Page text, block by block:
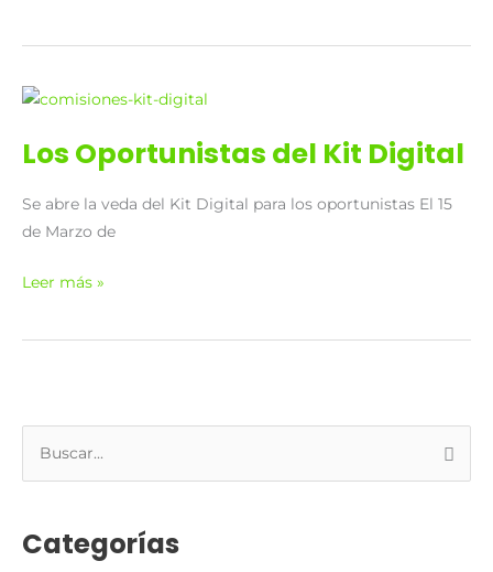
Los Oportunistas del Kit Digital
Se abre la veda del Kit Digital para los oportunistas El 15
de Marzo de
Los
del
Digital
Leer más »
u
c
Categorías